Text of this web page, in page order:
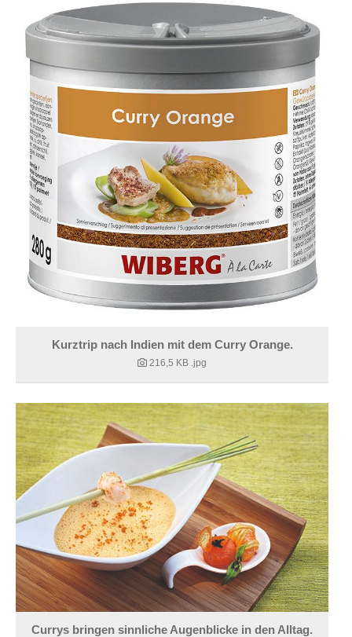
Kurztrip nach Indien mit dem Curry Orange.
216,5 KB .jpg
Currys bringen sinnliche Augenblicke in den Alltag.